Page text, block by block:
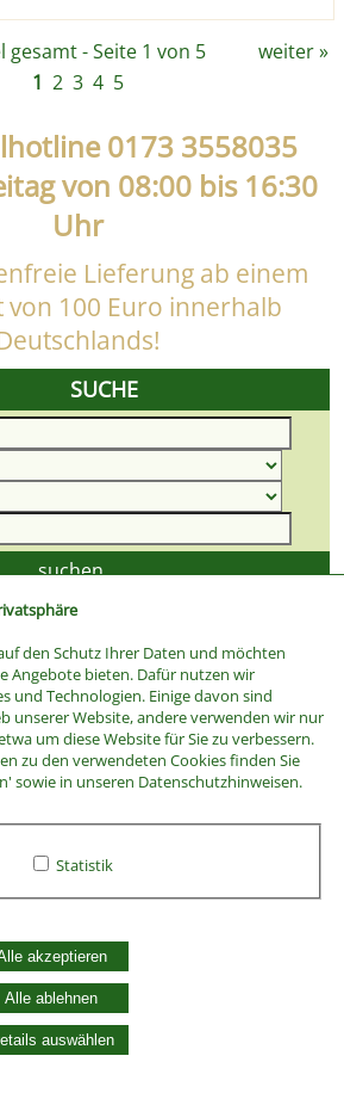
den Schutz Ihrer Daten und möchten
Angebote bieten. Dafür nutzen wir
und Technologien. Einige davon sind
unserer Website, andere verwenden wir nur
um diese Website für Sie zu verbessern.
zu den verwendeten Cookies finden Sie
sowie in unseren Datenschutzhinweisen.
Statistik
akzeptieren
Alle ablehnen
auswählen
gesamt - Seite 1 von 5 weiter»
1 2 3 4 5
0173 3558035
von 08:00 bis 16:30
Uhr
Lieferung ab einem
von 100 Euro innerhalb
SUCHE